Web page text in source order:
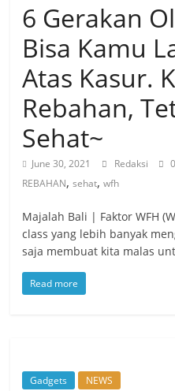
6 Gerakan
Bisa Kamu
Atas Kasur.
Rebahan,
Sehat~
June 30, 2021 Redaksi
REBAHAN,sehat,wfh
Majalah Bali | Faktor WFH
class yang lebih banyak
saja membuat kita malas
Read more
Gadgets NEWS